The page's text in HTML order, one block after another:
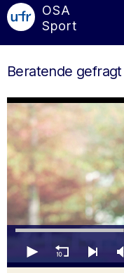
OSA
Sport
Beratende